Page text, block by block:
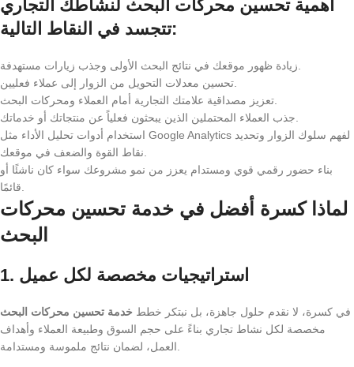
أهمية تحسين محركات البحث لنشاطك التجاري
تتجسد في النقاط التالية:
استخدام أدوات تحليل الأداء مثل Google Analytics لفهم سلوك الزوار وتحديد
بناء حضور رقمي قوي ومستدام يعزز من نمو مشروعك سواء كان ناشئًا أو
لماذا كسرة أفضل في خدمة تحسين محركات
البحث
1. استراتيجيات مخصصة لكل عميل
في كسرة، لا نقدم حلول جاهزة، بل نبتكر خطط خدمة تحسين محركات البحث
مخصصة لكل نشاط تجاري بناءً على حجم السوق وطبيعة العملاء وأهداف